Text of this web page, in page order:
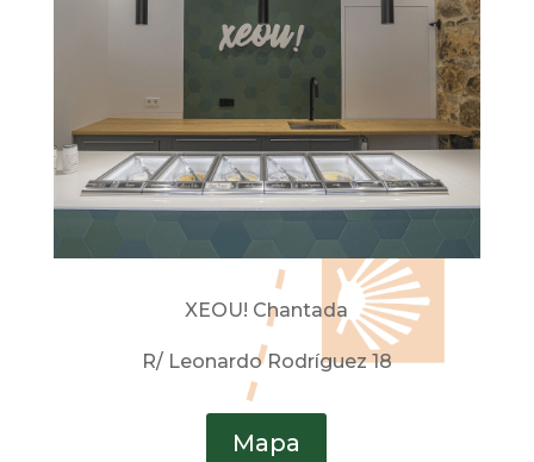
XEOU! Chantada
R/ Leonardo Rodríguez 18
Mapa